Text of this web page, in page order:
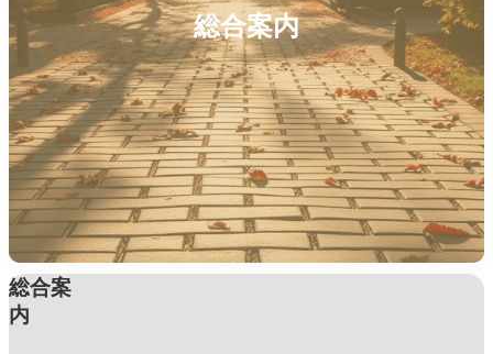
総合案内
総合案
内